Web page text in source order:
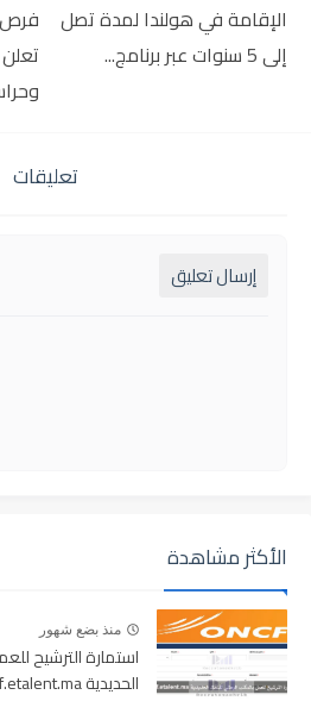
الإقامة في هولندا لمدة تصل
إلى 5 سنوات عبر برنامج...
فرص
تعليقات
إرسال تعليق
الأكثر مشاهدة
منذ بضع شهور
استمارة الترشيح
الحديدية oncf.etalent.ma